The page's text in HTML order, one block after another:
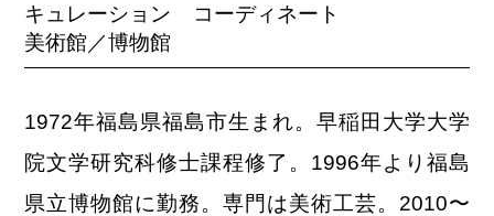
キュレーション
コーディネート
美術館／博物館
1972年福島県福島市生まれ。早稲田大学大学
院文学研究科修士課程修了。1996年より福島
県立博物館に勤務。専門は美術工芸。2010〜